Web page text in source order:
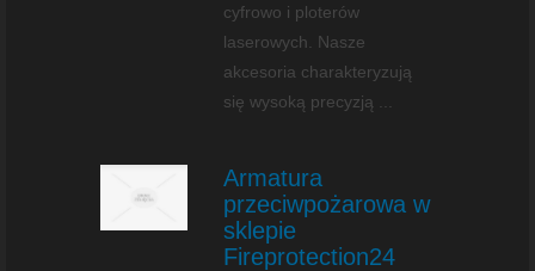
cyfrowo i ploterów
laserowych. Nasze
akcesoria charakteryzują
się wysoką precyzją ...
Armatura
przeciwpożarowa w
sklepie
Fireprotection24